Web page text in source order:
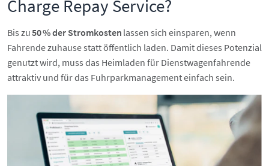
Charge Repay Service?
Bis zu50 % der Stromkosten lassen sich einsparen, wenn
Fahrende zuhause statt öffentlich laden. Damit dieses Potenzial
genutzt wird, muss das Heimladen für Dienstwagenfahrende
attraktiv und für das Fuhrparkmanagement einfach sein.